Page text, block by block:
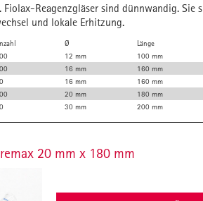
Fiolax-Reagenzgläser sind dünnwandig.
und lokale Erhitzung.
Ø Länge
12 mm 100 mm
16 mm 160 mm
16 mm 160 mm
20 mm 180 mm
30 mm 200 mm
20 mm x 180 mm